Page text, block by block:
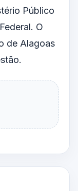
Público
O
de Alagoas